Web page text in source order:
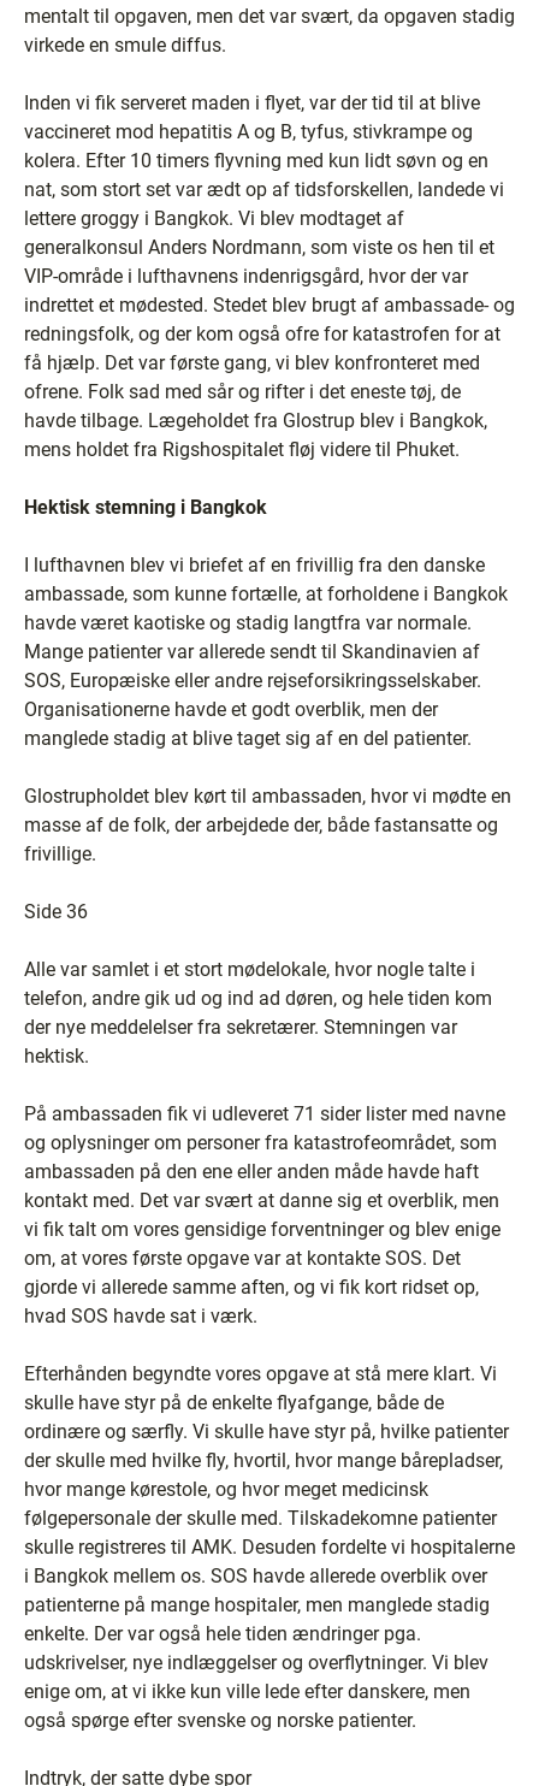
mentalt til opgaven, men det var svært, da opgaven stadig
virkede en smule diffus.
Inden vi fik serveret maden i flyet, var der tid til at blive
vaccineret mod hepatitis A og B, tyfus, stivkrampe og
kolera. Efter 10 timers flyvning med kun lidt søvn og en
nat, som stort set var ædt op af tidsforskellen, landede vi
lettere groggy i Bangkok. Vi blev modtaget af
generalkonsul Anders Nordmann, som viste os hen til et
VIP-område i lufthavnens indenrigsgård, hvor der var
indrettet et mødested. Stedet blev brugt af ambassade- og
redningsfolk, og der kom også ofre for katastrofen for at
få hjælp. Det var første gang, vi blev konfronteret med
ofrene. Folk sad med sår og rifter i det eneste tøj, de
havde tilbage. Lægeholdet fra Glostrup blev i Bangkok,
mens holdet fra Rigshospitalet fløj videre til Phuket.
Hektisk stemning i Bangkok
I lufthavnen blev vi briefet af en frivillig fra den danske
ambassade, som kunne fortælle, at forholdene i Bangkok
havde været kaotiske og stadig langtfra var normale.
Mange patienter var allerede sendt til Skandinavien af
SOS, Europæiske eller andre rejseforsikringsselskaber.
Organisationerne havde et godt overblik, men der
manglede stadig at blive taget sig af en del patienter.
Glostrupholdet blev kørt til ambassaden, hvor vi mødte en
masse af de folk, der arbejdede der, både fastansatte og
frivillige.
Side 36
Alle var samlet i et stort mødelokale, hvor nogle talte i
telefon, andre gik ud og ind ad døren, og hele tiden kom
der nye meddelelser fra sekretærer. Stemningen var
hektisk.
På ambassaden fik vi udleveret 71 sider lister med navne
og oplysninger om personer fra katastrofeområdet, som
ambassaden på den ene eller anden måde havde haft
kontakt med. Det var svært at danne sig et overblik, men
vi fik talt om vores gensidige forventninger og blev enige
om, at vores første opgave var at kontakte SOS. Det
gjorde vi allerede samme aften, og vi fik kort ridset op,
hvad SOS havde sat i værk.
Efterhånden begyndte vores opgave at stå mere klart. Vi
skulle have styr på de enkelte flyafgange, både de
ordinære og særfly. Vi skulle have styr på, hvilke patienter
der skulle med hvilke fly, hvortil, hvor mange bårepladser,
hvor mange kørestole, og hvor meget medicinsk
følgepersonale der skulle med. Tilskadekomne patienter
skulle registreres til AMK. Desuden fordelte vi hospitalerne
i Bangkok mellem os. SOS havde allerede overblik over
patienterne på mange hospitaler, men manglede stadig
enkelte. Der var også hele tiden ændringer pga.
udskrivelser, nye indlæggelser og overflytninger. Vi blev
enige om, at vi ikke kun ville lede efter danskere, men
også spørge efter svenske og norske patienter.
Indtryk, der satte dybe spor